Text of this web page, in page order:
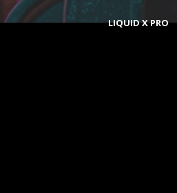
LIQUID X PRO